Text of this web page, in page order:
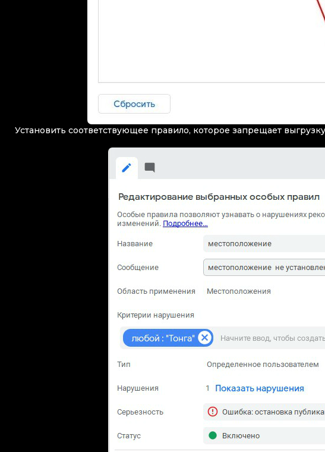
Установить соответствующее правило, которое запрещает